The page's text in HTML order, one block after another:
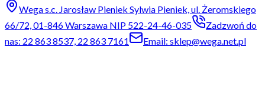
Wega s.c. Jarosław Pieniek Sylwia Pieniek, ul. Żeromskiego
66/72, 01-846 Warszawa NIP 522-24-46-035
Zadzwoń do
nas: 22 863 8537, 22 863 7161
Email: sklep@wega.net.pl